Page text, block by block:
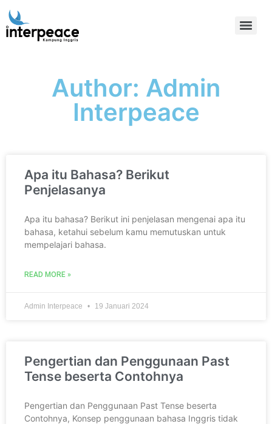
Author: Admin
Interpeace
Apa itu Bahasa? Berikut
Penjelasanya
Apa itu bahasa? Berikut ini penjelasan mengenai apa itu
bahasa, ketahui sebelum kamu memutuskan untuk
mempelajari bahasa.
READ MORE »
Admin Interpeace 19 Januari 2024
Pengertian dan Penggunaan Past
Tense beserta Contohnya
Pengertian dan Penggunaan Past Tense beserta
Contohnya, Konsep penggunaan bahasa Inggris tidak